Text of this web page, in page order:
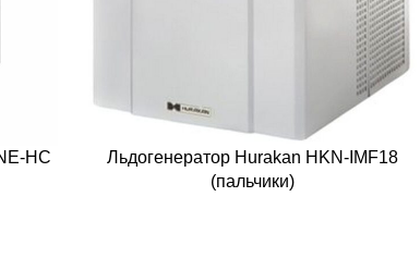
HC
Льдогенератор Hurakan HKN-IMF18
(пальчики)